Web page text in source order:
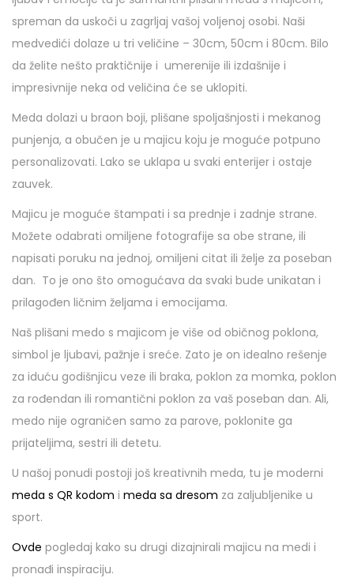
spreman da uskoči u zagrljaj vašoj voljenoj osobi. Naši
medvedići dolaze u tri veličine – 30cm, 50cm i 80cm. Bilo
da želite nešto praktičnije i umerenije ili izdašnije i
impresivnije neka od veličina će se uklopiti.
Meda dolazi u braon boji, plišane spoljašnjosti i mekanog
punjenja, a obučen je u majicu koju je moguće potpuno
personalizovati. Lako se uklapa u svaki enterijer i ostaje
zauvek.
Majicu je moguće štampati i sa prednje i zadnje strane.
Možete odabrati omiljene fotografije sa obe strane, ili
napisati poruku na jednoj, omiljeni citat ili želje za poseban
dan. To je ono što omogućava da svaki bude unikatan i
prilagođen ličnim željama i emocijama.
Naš plišani medo s majicom je više od običnog poklona,
simbol je ljubavi, pažnje i sreće. Zato je on idealno rešenje
za iduću godišnjicu veze ili braka, poklon za momka, poklon
za rođendan ili romantični poklon za vaš poseban dan. Ali,
medo nije ograničen samo za parove, poklonite ga
prijateljima, sestri ili detetu.
U našoj ponudi postoji još kreativnih meda, tu je moderni
meda s QR kodom i meda sa dresom za zaljubljenike u
sport.
Ovde pogledaj kako su drugi dizajnirali majicu na medi i
pronađi inspiraciju.